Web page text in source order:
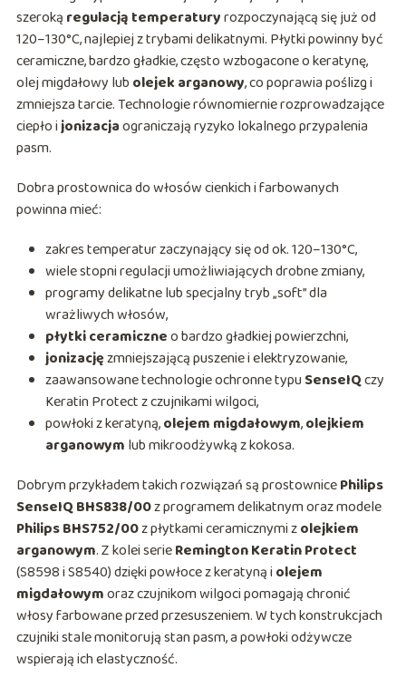
szeroką regulacją temperaturyrozpoczynającą się już od
120–130°C, najlepiej z trybami delikatnymi. Płytki powinny być
ceramiczne, bardzo gładkie, często wzbogacone o keratynę,
olej migdałowy lub olejek arganowy, co poprawia poślizg i
zmniejsza tarcie. Technologie równomiernie rozprowadzające
ciepło ijonizacjaograniczają ryzyko lokalnego przypalenia
pasm.
Dobra prostownica do włosów cienkich i farbowanych
powinna mieć:
zakres temperatur zaczynający się od ok. 120–130°C,
wiele stopni regulacji umożliwiających drobne zmiany,
programy delikatne lub specjalny tryb „soft” dla
wrażliwych włosów,
płytki ceramiczneo bardzo gładkiej powierzchni,
jonizacjęzmniejszającą puszenie i elektryzowanie,
zaawansowane technologie ochronne typuSenseIQczy
Keratin Protect z czujnikami wilgoci,
powłoki z keratyną,olejem migdałowym,olejkiem
arganowym lub mikroodżywką z kokosa.
Dobrym przykładem takich rozwiązań są prostownicePhilips
SenseIQ BHS838/00z programem delikatnym oraz modele
Philips BHS752/00z płytkami ceramicznymi zolejkiem
arganowym. Z kolei serieRemington Keratin Protect
(S8598 i S8540) dzięki powłoce z keratyną i olejem
migdałowymoraz czujnikom wilgoci pomagają chronić
włosy farbowane przed przesuszeniem. W tych konstrukcjach
czujniki stale monitorują stan pasm, a powłoki odżywcze
wspierają ich elastyczność.